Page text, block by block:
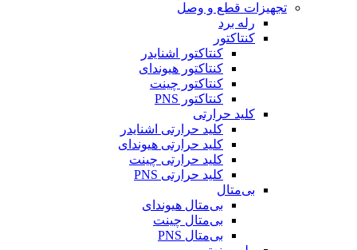
تجهیزات قطع و وصل
رله برد
کنتاکتور
کنتاکتور اشنایدر
کنتاکتور هیوندای
کنتاکتور چینت
کنتاکتور PNS
کلید حرارتی
کلید حرارتی اشنایدر
کلید حرارتی هیوندای
کلید حرارتی چینت
کلید حرارتی PNS
بی‌متال
بی‌متال هیوندای
بی‌متال چینت
بی‌متال PNS